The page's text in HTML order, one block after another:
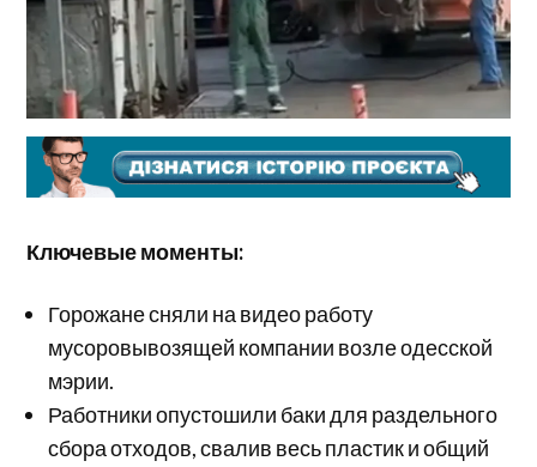
Ключевые моменты:
Горожане сняли на видео работу
мусоровывозящей компании возле одесской
мэрии.
Работники опустошили баки для раздельного
сбора отходов, свалив весь пластик и общий